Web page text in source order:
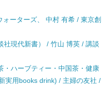
ーターズ、 中村 有希 / 東京創
社現代新書） / 竹山 博英 / 講談
・ハーブティー・中国茶・健康
実用books drink) / 主婦の友社 /